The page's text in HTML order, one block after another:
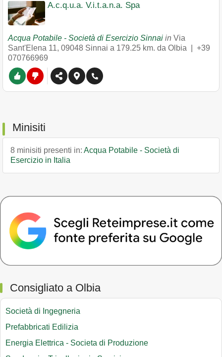
A.c.q.u.a. V.i.t.a.n.a. Spa
Acqua Potabile - Società di Esercizio Sinnai in Via
Sant'Elena 11, 09048 Sinnai a 179.25 km. da Olbia | +39
070766969
Minisiti
8 minisiti presenti in: Acqua Potabile - Società di
Esercizio in Italia
Consigliato a Olbia
Società di Ingegneria
Prefabbricati Edilizia
Energia Elettrica - Societa di Produzione